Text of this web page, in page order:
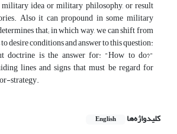
idea or military philosophy, or result
Also it can propound in some military
that; in which way, we can shift from
desire conditions and answer to this question:
doctrine is the answer for: "How to do?"
lines and signs that must be regard for
strategy.
کلیدواژه‌ها English